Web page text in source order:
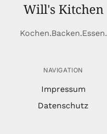
Will's Kitchen
Kochen.Backen.Essen.
NAVIGATION
Impressum
Datenschutz